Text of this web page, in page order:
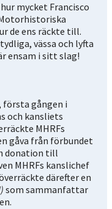
mycket Francisco
de ens räckte till.
vässa och lyfta
ensam i sitt slag!
första gången i
och kansliets
MHRFs
gåva från förbundet
donation till
MHRFs kanslichef
därefter en
som sammanfattar